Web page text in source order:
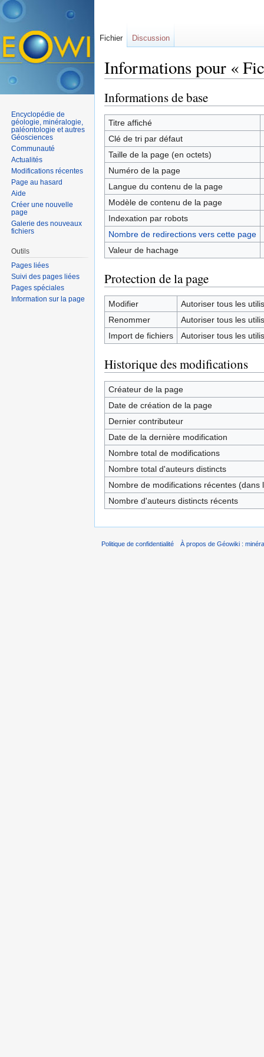
Informations pour «
Informations de base
Titre affiché
Clé de tri par défaut
Taille de la page (en octets)
Numéro de la page
Langue du contenu de la page
Modèle de contenu de la page
Indexation par robots
Nombre de redirections vers cette page
Valeur de hachage
Protection de la page
Modifier
Autoriser tous les
Renommer
Autoriser tous les
Import de fichiers
Autoriser tous les
Historique des modifications
Créateur de la page
Date de création de la page
Dernier contributeur
Date de la dernière modification
Nombre total de modifications
Nombre total d'auteurs distincts
Nombre de modifications récentes (dans
Nombre d'auteurs distincts récents
Fichier Discussion
Encyclopédie de
géologie, minéralogie,
paléontologie et autres
Géosciences
Communauté
Actualités
Modifications récentes
Page au hasard
Aide
Créer une nouvelle
page
Galerie des nouveaux
fichiers
Outils
Pages liées
Suivi des pages liées
Pages spéciales
Information sur la page
Politique de confidentialité À propos de Géowiki :